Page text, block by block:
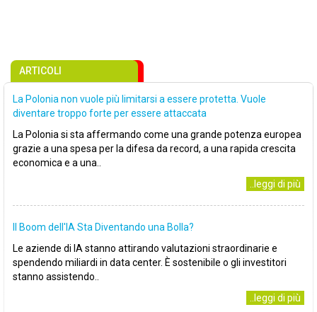
ARTICOLI
La Polonia non vuole più limitarsi a essere protetta. Vuole
diventare troppo forte per essere attaccata
La Polonia si sta affermando come una grande potenza europea
grazie a una spesa per la difesa da record, a una rapida crescita
economica e a una..
..leggi di più
Il Boom dell'IA Sta Diventando una Bolla?
Le aziende di IA stanno attirando valutazioni straordinarie e
spendendo miliardi in data center. È sostenibile o gli investitori
stanno assistendo..
..leggi di più